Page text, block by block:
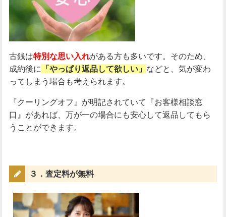
古銭は特別な思い入れがある方も多いです。そのため、
成約後に 「やっぱり返品して欲しい」 などと、気が変わ
ってしまう場合も考えられます。
『クーリングオフ』が明記されていて『お客様相談窓
口』があれば、万が一の場合にも安心して返品してもら
うことができます。
３．査定料が無料